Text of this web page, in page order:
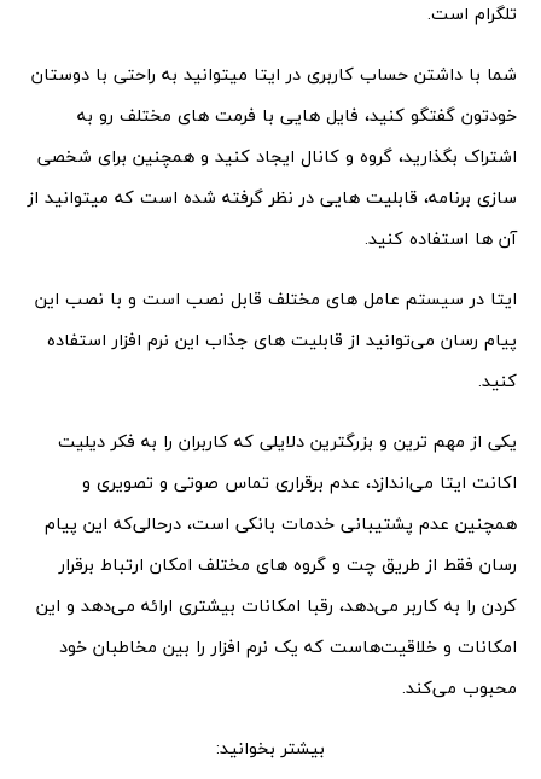
تلگرام است.
شما با داشتن حساب کاربری در ایتا میتوانید به راحتی با دوستان
خودتون گفتگو کنید، فایل هایی با فرمت های مختلف رو به
اشتراک بگذارید، گروه و کانال ایجاد کنید و همچنین برای شخصی
سازی برنامه، قابلیت هایی در نظر گرفته شده است که میتوانید از
آن ها استفاده کنید.
ایتا در سیستم عامل های مختلف قابل نصب است و با نصب این
پیام رسان می‌توانید از قابلیت های جذاب این نرم افزار استفاده
کنید.
یکی از مهم ترین و بزرگترین دلایلی که کاربران را به فکر دیلیت
اکانت ایتا می‌اندازد، عدم برقراری تماس صوتی و تصویری و
همچنین عدم پشتیبانی خدمات بانکی است، درحالی‌که این پیام
رسان فقط از طریق چت و گروه های مختلف امکان ارتباط برقرار
کردن را به کاربر می‌دهد، رقبا امکانات بیشتری ارائه می‌دهد و این
امکانات و خلاقیت‌هاست که یک نرم افزار را بین مخاطبان خود
محبوب می‌کند.
بیشتر بخوانید: